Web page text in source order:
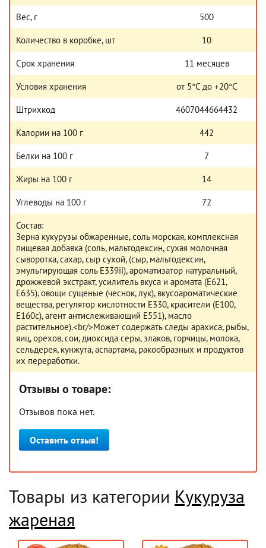
Вес, г 500
Количество в коробке, шт 10
Срок хранения 11 месяцев
Условия хранения от 5°С до +20°С
Штрихкод 4607044664432
Калории на 100 г 442
Белки на 100 г 7
Жиры на 100 г 14
Углеводы на 100 г 72
Состав:
Зерна кукурузы обжаренные, соль морская, комплексная
пищевая добавка (соль, мальтодексин, сухая молочная
сыворотка, сахар, сыр сухой, (сыр, мальтодексин,
эмульгирующая соль Е339ii), ароматизатор натуральный,
дрожжевой экстракт, усилитель вкуса и аромата (Е621,
Е635), овощи сущеные (чеснок, лук), вкусоароматические
вещества, регулятор кислотности Е330, красители (Е100,
Е160с), агент антислеживающий Е551), масло
растительное).<br/>Может содержать следы арахиса, рыбы,
яиц, орехов, сои, диоксида серы, злаков, горчицы, молока,
сельдерея, кунжута, аспартама, ракообразных и продуктов
их переработки.
Отзывы о товаре:
Отзывов пока нет.
Оставить отзыв!
Товары из категории Кукуруза
жареная